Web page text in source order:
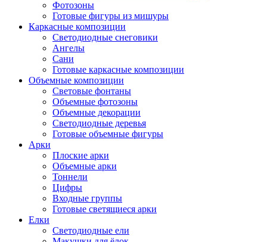
Фотозоны
Готовые фигуры из мишуры
Каркасные композиции
Светодиодные снеговики
Ангелы
Сани
Готовые каркасные композиции
Объемные композиции
Световые фонтаны
Объемные фотозоны
Объемные декорации
Светодиодные деревья
Готовые объемные фигуры
Арки
Плоские арки
Объемные арки
Тоннели
Цифры
Входные группы
Готовые светящиеся арки
Елки
Светодиодные ели